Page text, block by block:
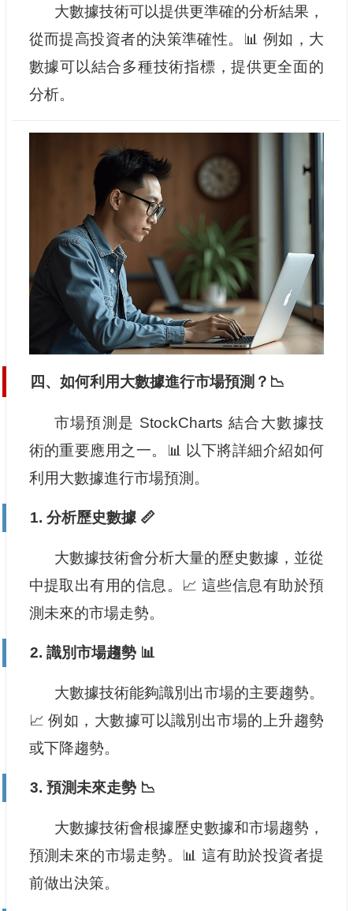
大數據技術可以提供更準確的分析結果，
從而提高投資者的決策準確性。📊 例如，大
數據可以結合多種技術指標，提供更全面的
分析。
四、如何利用大數據進行市場預測？📉
市場預測是 StockCharts 結合大數據技
術的重要應用之一。📊 以下將詳細介紹如何
利用大數據進行市場預測。
1. 分析歷史數據 📏
大數據技術會分析大量的歷史數據，並從
中提取出有用的信息。📈 這些信息有助於預
測未來的市場走勢。
2. 識別市場趨勢 📊
大數據技術能夠識別出市場的主要趨勢。
📈 例如，大數據可以識別出市場的上升趨勢
或下降趨勢。
3. 預測未來走勢 📉
大數據技術會根據歷史數據和市場趨勢，
預測未來的市場走勢。📊 這有助於投資者提
前做出決策。